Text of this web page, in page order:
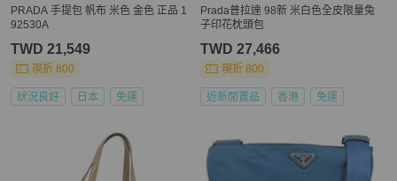
PRADA 手提包 帆布 米色 金色 正品 1
92530A
TWD 21,549
現折 800
狀況良好 日本 免運
Prada普拉達 98新 米白色全皮限量兔
子印花枕頭包
TWD 27,466
現折 800
近新閒置品 香港 免運